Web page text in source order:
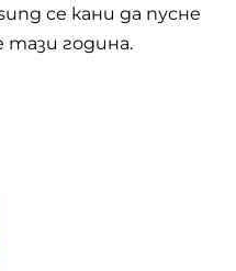
се кани да пусне
година.